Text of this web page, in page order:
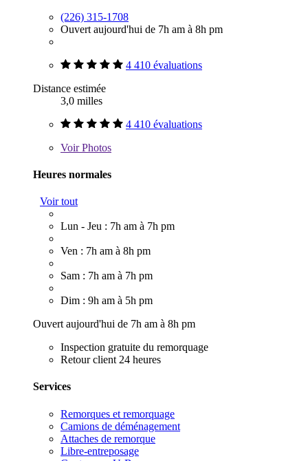
(226) 315-1708
Ouvert aujourd'hui de 7h am à 8h pm
4 410 évaluations
Distance estimée
3,0 milles
4 410 évaluations
VoirPhotos
Heures normales
Voir tout
Lun - Jeu : 7h am à 7h pm
Ven : 7h am à 8h pm
Sam : 7h am à 7h pm
Dim : 9h am à 5h pm
Ouvert aujourd'hui de 7h am à 8h pm
Inspection gratuite du remorquage
Retour client 24 heures
Services
Remorques et remorquage
Camions de déménagement
Attaches de remorque
Libre-entreposage